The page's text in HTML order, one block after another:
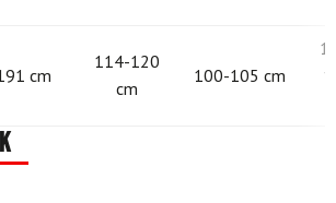
cm
114-120
cm
100-105 cm